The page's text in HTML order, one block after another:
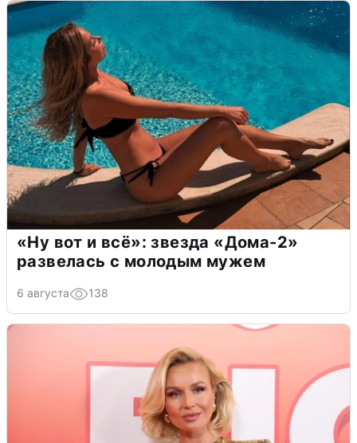
«Ну вот и всё»: звезда «Дома-2»
развелась с молодым мужем
6 августа 138